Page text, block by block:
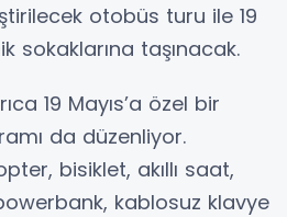
otobüs turu ile 19
sokaklarına taşınacak.
19 Mayıs’a özel bir
da düzenliyor.
bisiklet, akıllı saat,
kablosuz klavye